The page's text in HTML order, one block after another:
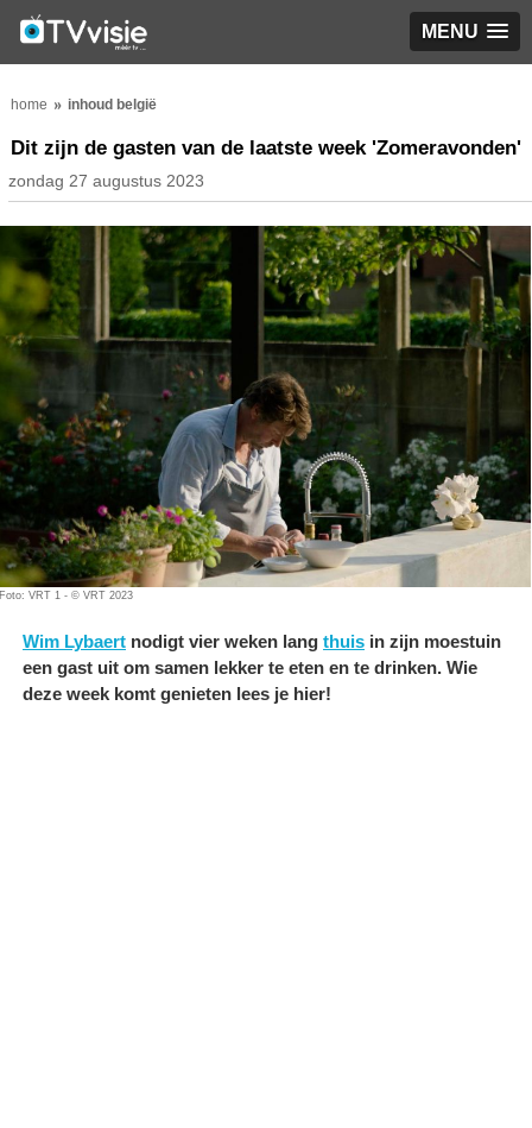
MENU
home inhoud belgië
Dit zijn de gasten van de laatste week 'Zomeravonden'
zondag 27 augustus 2023
Foto: VRT 1 - © VRT 2023
Wim Lybaert nodigt vier weken lang thuis in zijn moestuin
een gast uit om samen lekker te eten en te drinken. Wie
deze week komt genieten lees je hier!